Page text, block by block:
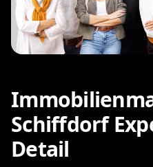
Schiffdorf
Detail